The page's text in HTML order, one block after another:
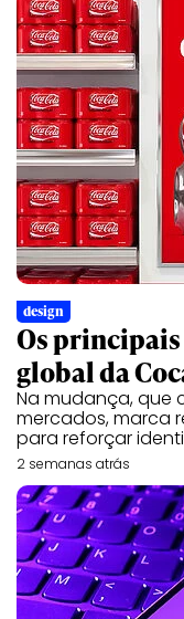
design
Os
global da
Na mudança, que
mercados, marca
para reforçar
2 semanas atrás